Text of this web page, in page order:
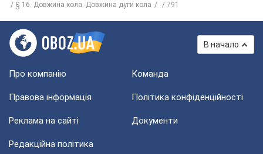
§ 16. Довжина кола. Довжина дуги кола
791
В начало
Про компанію Команда
Правова інформація Політика конфіденційності
Реклама на сайті Документи
Редакційна політика